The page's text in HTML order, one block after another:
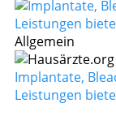
Allgemein
Implantate,
Leistungen